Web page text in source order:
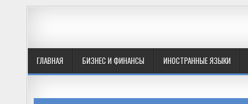
ГЛАВНАЯ БИЗНЕС И ФИНАНСЫ ИНОСТРАННЫЕ ЯЗЫКИ